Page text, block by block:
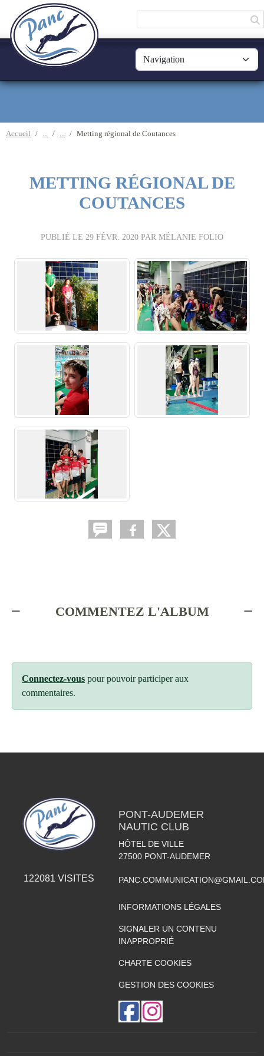
Accueil Metting régional de Coutances
METTING RÉGIONAL DE
COUTANCES
PUBLIÉ LE 29 FÉVR. 2020 PAR MÉLANIE FOLIO
COMMENTEZ L'ALBUM
Connectez-vous pour pouvoir participer aux
commentaires.
122081 VISITES
PONT-AUDEMER
NAUTIC CLUB
HÔTEL DE VILLE
27500 PONT-AUDEMER
INFORMATIONS LÉGALES
SIGNALER UN CONTENU
INAPPROPRIÉ
CHARTE COOKIES
GESTION DES COOKIES
Panneau de gestion des cookies